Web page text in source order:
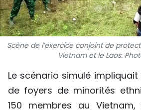
VIDÉO
À PROPOS DU
TIẾNG VIỆT
ENGLISH
Scène de l’exercice conjoint de
Vietnam et le Laos.
Le scénario simulé
de foyers de minorités
150 membres au